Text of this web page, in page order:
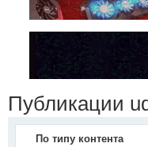
Публикации
По типу контента